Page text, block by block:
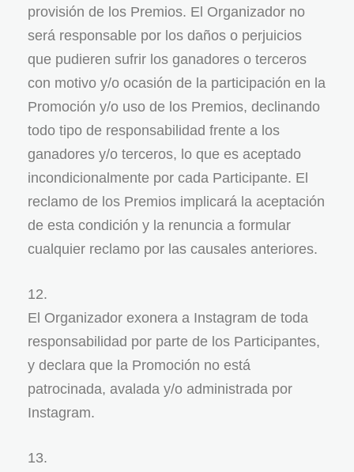
provisión de los Premios. El Organizador no
será responsable por los daños o perjuicios
que pudieren sufrir los ganadores o terceros
con motivo y/o ocasión de la participación en la
Promoción y/o uso de los Premios, declinando
todo tipo de responsabilidad frente a los
ganadores y/o terceros, lo que es aceptado
incondicionalmente por cada Participante. El
reclamo de los Premios implicará la aceptación
de esta condición y la renuncia a formular
cualquier reclamo por las causales anteriores.
El Organizador exonera a Instagram de toda
responsabilidad por parte de los Participantes,
y declara que la Promoción no está
patrocinada, avalada y/o administrada por
Instagram.